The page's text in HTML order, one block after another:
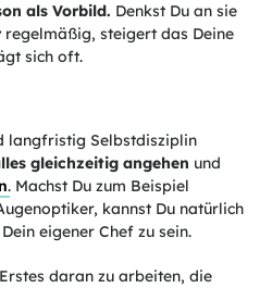
als Vorbild. Denkst Du an sie
regelmäßig, steigert das Deine
sich oft.
langfristig Selbstdisziplin
gleichzeitig angehen und
. Machst Du zum Beispiel
kannst Du natürlich
eigener Chef zu sein.
daran zu arbeiten, die